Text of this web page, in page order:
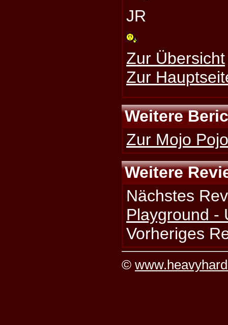
JR
Zur Übersicht
Zur
Weitere
Zur Mojo
Weitere
Nächstes
Playground -
Vorheriges
©